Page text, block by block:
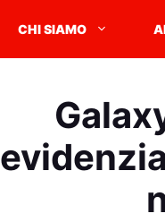
CHI SIAMO